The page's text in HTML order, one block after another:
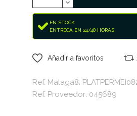
EN STOCK
ENTREGA EN 24/48 HORAS
Añadir a favoritos
Ref. Malaga8:
Ref. Proveedor: 045689